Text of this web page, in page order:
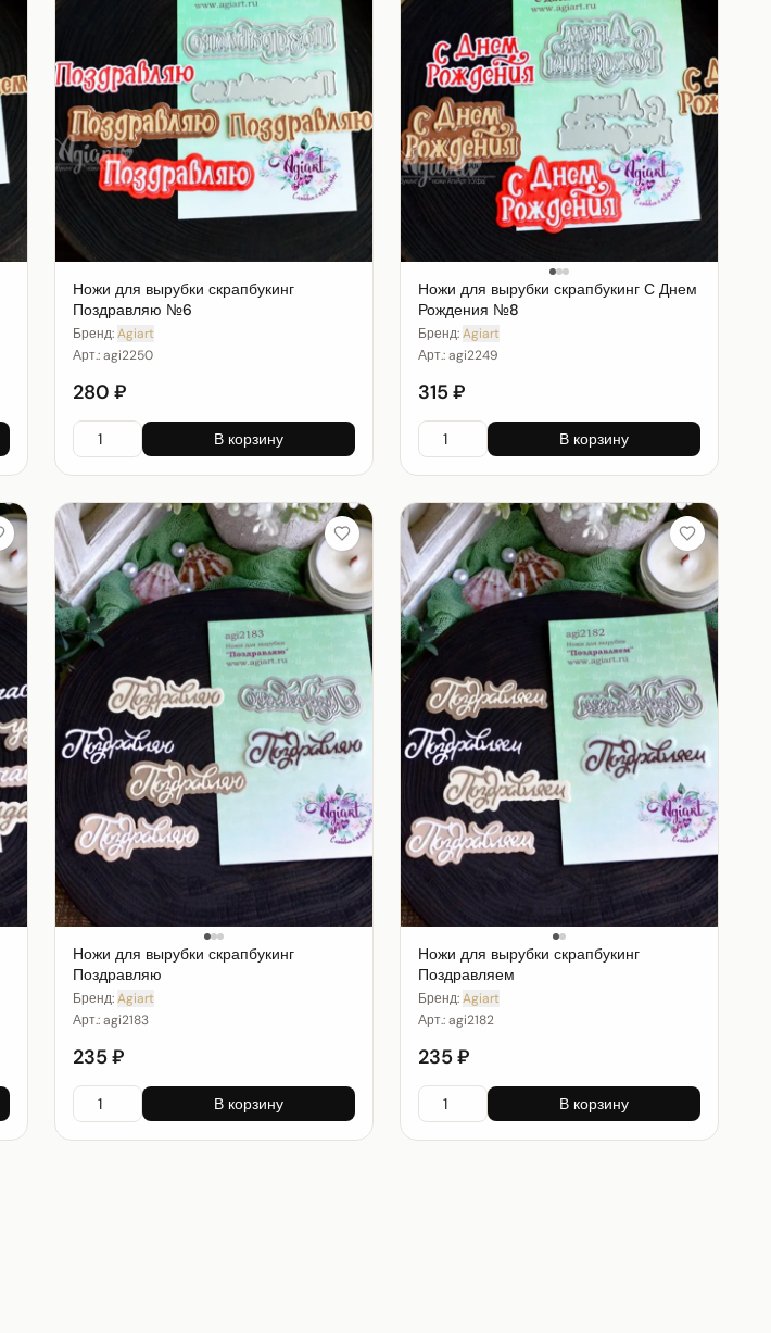
Ножи для вырубки скрапбукинг
Поздравляю №6
Бренд:Agiart
Арт.:agi2250
280 ₽
В корзину
Ножи для вырубки скрапбукинг С Днем
Рождения №8
Бренд:Agiart
Арт.:agi2249
315 ₽
В корзину
Ножи для вырубки скрапбукинг
Поздравляю
Бренд:Agiart
Арт.:agi2183
235 ₽
В корзину
Ножи для вырубки скрапбукинг
Поздравляем
Бренд:Agiart
Арт.:agi2182
235 ₽
В корзину